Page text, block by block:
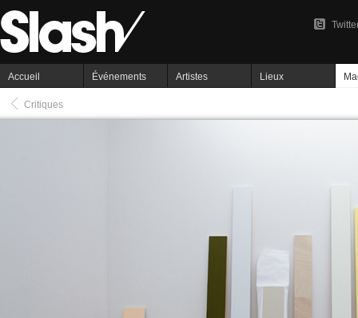
Accueil Événements Artistes Lieux
Critiques